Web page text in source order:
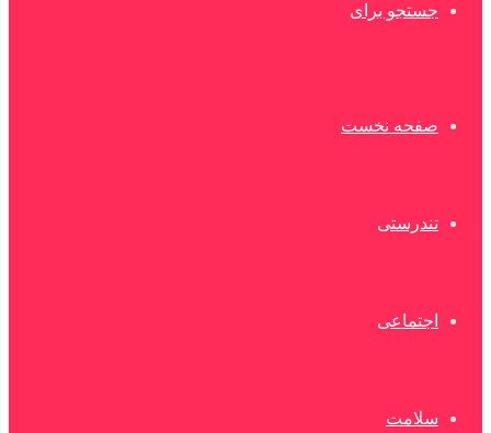
جستجو برای
صفحه نخست
تندرستی
اجتماعی
سلامت